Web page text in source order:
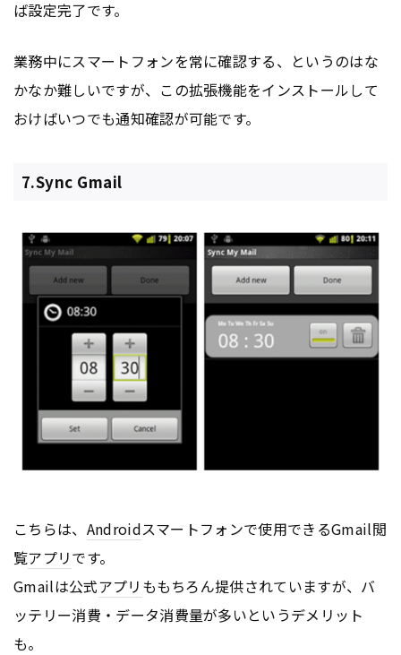
ば設定完了です。
業務中にスマートフォンを常に確認する、というのはな
かなか難しいですが、この拡張機能をインストールして
おけばいつでも通知確認が可能です。
7.Sync Gmail
こちらは、 Androidスマートフォンで使用できるGmail閲
覧アプリです。
Gmailは公式アプリ ももちろん提供されていますが、バ
ッテリー消費・データ消費量が多いというデメリット
も。